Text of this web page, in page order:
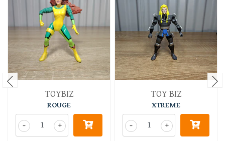
TOYBIZ
ROUGE
+
-
TOY BIZ
XTREME
+
-